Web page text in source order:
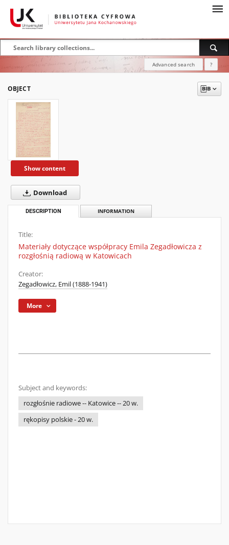
Advanced search ?
OBJECT
Show content
Download
DESCRIPTION INFORMATION
Title:
Materiały dotyczące współpracy Emila Zegadłowicza z
rozgłośnią radiową w Katowicach
Creator:
Zegadłowicz, Emil (1888-1941)
More
Subject and keywords:
rozgłośnie radiowe -- Katowice -- 20 w.
rękopisy polskie - 20 w.